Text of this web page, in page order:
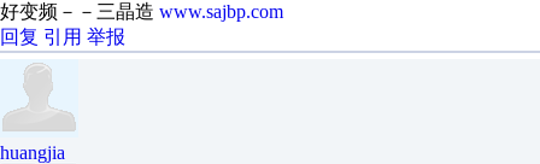
好变频－－三晶造 www.sajbp.com
回复 引用 举报
huangjia